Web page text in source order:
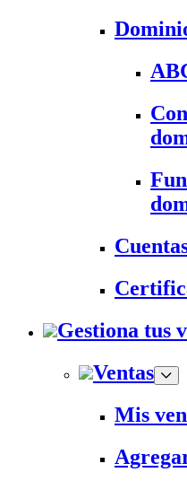
Gestiona tus
Ventas
Mis